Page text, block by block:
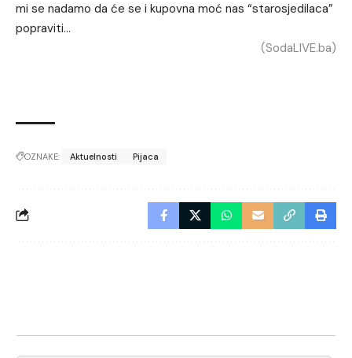
mi se nadamo da će se i kupovna moć nas “starosjedilaca”
popraviti…
(SodaLIVE.ba)
OZNAKE: Aktuelnosti Pijaca